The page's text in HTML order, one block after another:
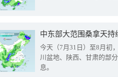
中东部大范围桑拿天
今天（7月31日）至8月初
川盆地、陕西、甘肃的部
息。